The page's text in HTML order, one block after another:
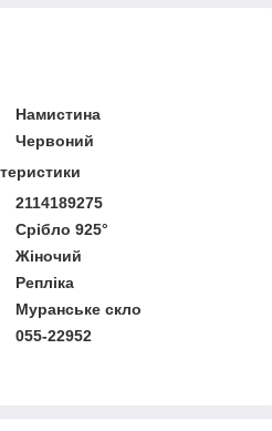
Намистина
Червоний
2114189275
Срібло 925°
Жіночий
Репліка
Муранське скло
055-22952